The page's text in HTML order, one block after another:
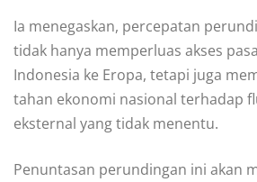
Ia menegaskan, percepatan
tidak hanya memperluas akses
Indonesia ke Eropa, tetapi juga
tahan ekonomi nasional terhadap
eksternal yang tidak menentu.
Penuntasan perundingan ini akan